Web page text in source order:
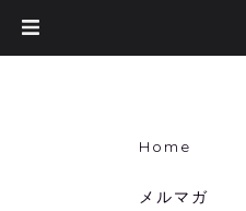
Home
メルマガ